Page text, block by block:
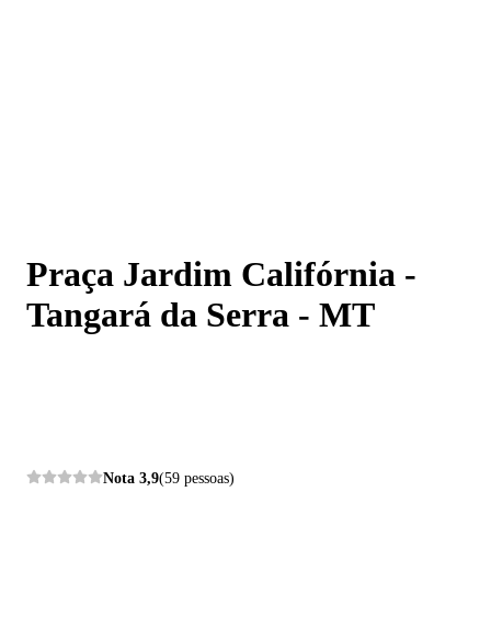
Praça Jardim Califórnia -
Tangará da Serra - MT
Nota 3,9(59 pessoas)